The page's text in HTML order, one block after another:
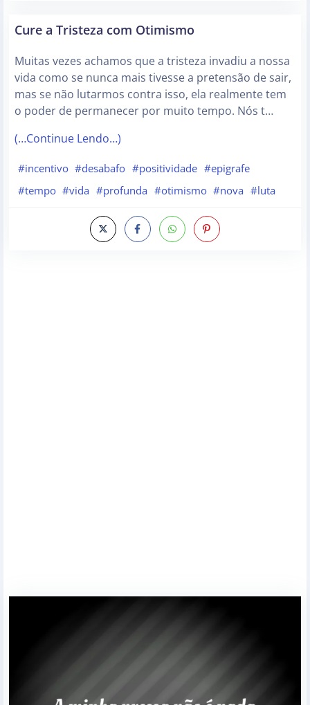
Cure a Tristeza com Otimismo
Muitas vezes achamos que a tristeza invadiu a nossa
vida como se nunca mais tivesse a pretensão de sair,
mas se não lutarmos contra isso, ela realmente tem
o poder de permanecer por muito tempo. Nós t…
(…Continue Lendo…)
#incentivo #desabafo #positividade #epigrafe
#tempo #vida #profunda #otimismo #nova #luta